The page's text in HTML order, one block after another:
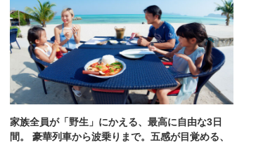
家族全員が「野生」にかえる、最高に自由な3日
間。 豪華列車から波乗りまで。五感が目覚める、